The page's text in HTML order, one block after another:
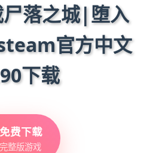
尸落之城|堕入
官方中文
下载
免费下载
完整版游戏